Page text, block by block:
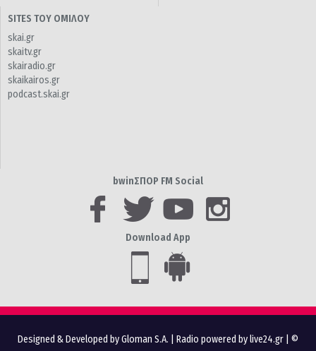
SITES ΤΟΥ ΟΜΙΛΟΥ
skai.gr
skaitv.gr
skairadio.gr
skaikairos.gr
podcast.skai.gr
bwinΣΠΟΡ FM Social
Download App
Designed & Developed by Gloman S.A. Radio powered by live24.gr | ©